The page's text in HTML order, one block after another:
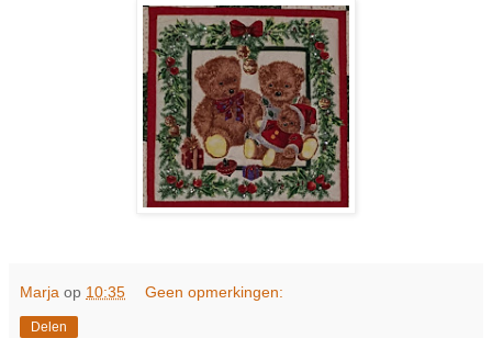
Marja op 10:35 Geen opmerkingen:
Delen